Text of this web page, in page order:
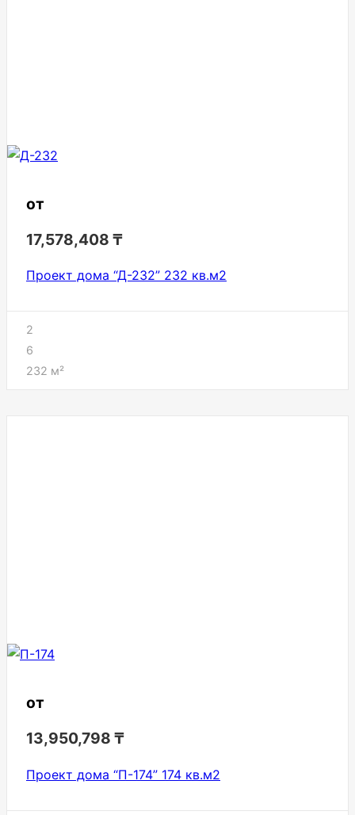
от
17,578,408 ₸
Проект дома “Д-232” 232 кв.м2
2
6
232 м²
от
13,950,798 ₸
Проект дома “П-174” 174 кв.м2